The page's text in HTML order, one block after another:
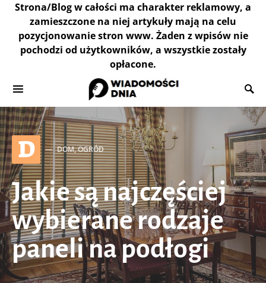
Strona/Blog w całości ma charakter reklamowy, a
zamieszczone na niej artykuły mają na celu
pozycjonowanie stron www. Żaden z wpisów nie
pochodzi od użytkowników, a wszystkie zostały
opłacone.
D DOM, OGRÓD
Jakie są najczęściej
wybierane rodzaje
paneli na podłogi